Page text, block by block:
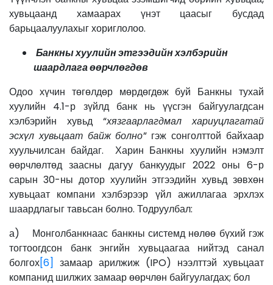
хувьцаанд хамаарах үнэт цаасыг бусдад
барьцаалуулахыг хориглолоо.
Банкны хуулийн этгээдийн хэлбэрийн
шаардлага өөрчлөгдөв
Одоо хүчин төгөлдөр мөрдөгдөж буй Банкны тухай
хуулийн 4.1-р зүйлд банк нь үүсгэн байгуулагдсан
хэлбэрийн хувьд “хязгаарлагдмал хариуцлагатай
эсхүл хувьцаат байж болно” гэж сонголттой байхаар
хуульчилсан байдаг. Харин Банкны хуулийн нэмэлт
өөрчлөлтөд заасны дагуу банкуудыг 2022 оны 6-р
сарын 30-ны дотор хуулийн этгээдийн хувьд зөвхөн
хувьцаат компани хэлбэрээр үйл ажиллагаа эрхлэх
шаардлагыг тавьсан болно. Тодруулбал:
а) Монголбанкнаас банкны системд нөлөө бүхий гэж
тогтоогдсон банк энгийн хувьцаагаа нийтэд санал
болгох[6] замаар арилжиж (IPO) нээлттэй хувьцаат
компанид шилжих замаар өөрчлөн байгуулагдах; бол